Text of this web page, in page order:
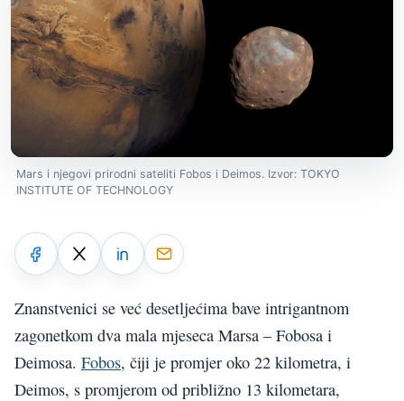
Mars i njegovi prirodni sateliti Fobos i Deimos. Izvor: TOKYO
INSTITUTE OF TECHNOLOGY
Znanstvenici se već desetljećima bave intrigantnom
zagonetkom dva mala mjeseca Marsa – Fobosa i
Deimosa. Fobos, čiji je promjer oko 22 kilometra, i
Deimos, s promjerom od približno 13 kilometara,